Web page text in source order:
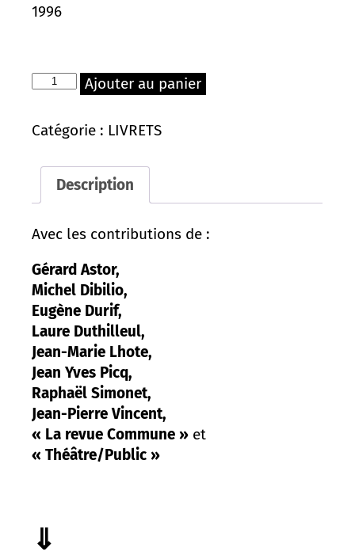
1996
quantité
Privé
(livret)
Ajouter au panier
Catégorie : LIVRETS
Description
Avec les contributions de :
Gérard Astor,
Michel Dibilio,
Eugène Durif,
Laure Duthilleul,
Jean-Marie Lhote,
Jean Yves Picq,
Raphaël Simonet,
Jean-Pierre Vincent,
« La revue Commune » et
« Théâtre/Public »
⇓